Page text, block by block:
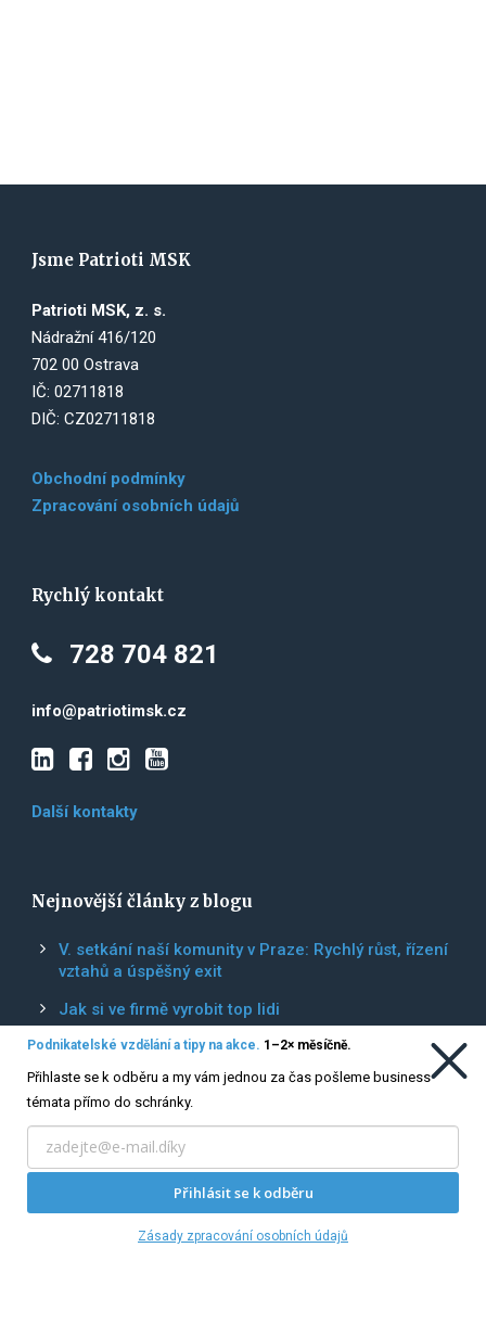
Jsme Patrioti MSK
Patrioti MSK, z. s.
Nádražní 416/120
702 00 Ostrava
IČ: 02711818
DIČ: CZ02711818
Obchodní podmínky
Zpracování osobních údajů
Rychlý kontakt
728 704 821
info@patriotimsk.cz
Další kontakty
Nejnovější články z blogu
V. setkání naší komunity v Praze: Rychlý růst, řízení
vztahů a úspěšný exit
Jak si ve firmě vyrobit top lidi
IV. setkání naší komunity v Praze: Moravskoslezský
kraj jako ideální místo pro investice do
F*ck-upy rychle rostoucích firem: Jak zvládnout
růst
Podnikatelské vzdělání a tipy na akce. 1–2× měsíčně.
Přihlaste se k odběru a my vám jednou za čas pošleme business
témata přímo do schránky.
Přihlásit se k odběru
Zásady zpracování osobních údajů